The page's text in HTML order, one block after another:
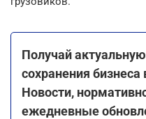
Получай
сохранения
Новости,
ежедневные